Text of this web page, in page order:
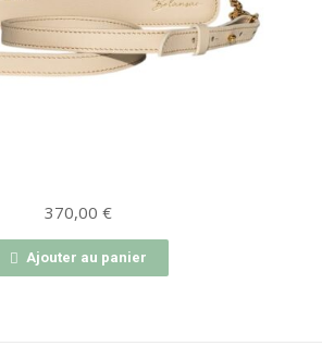
370,00
Ajouter au panier